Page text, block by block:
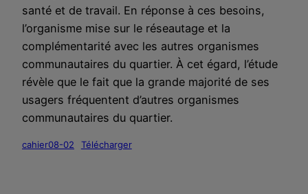
santé et de travail. En réponse à ces besoins,
l’organisme mise sur le réseautage et la
complémentarité avec les autres organismes
communautaires du quartier. À cet égard, l’étude
révèle que le fait que la grande majorité de ses
usagers fréquentent d’autres organismes
communautaires du quartier.
cahier08-02 Télécharger